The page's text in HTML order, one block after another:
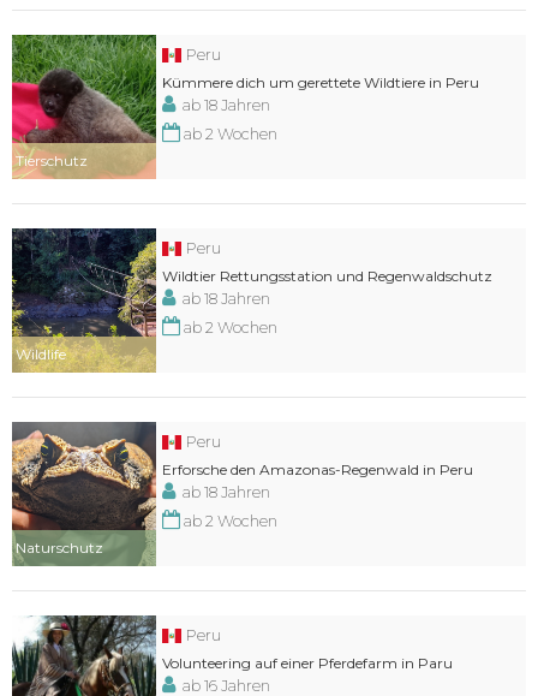
Tierschutz
Peru
Kümmere dich um gerettete Wildtiere in Peru
ab 18 Jahren
ab 2 Wochen
Wildlife
Peru
Wildtier Rettungsstation und Regenwaldschutz
ab 18 Jahren
ab 2 Wochen
Naturschutz
Peru
Erforsche den Amazonas-Regenwald in Peru
ab 18 Jahren
ab 2 Wochen
Peru
Volunteering auf einer Pferdefarm in Paru
ab 16 Jahren